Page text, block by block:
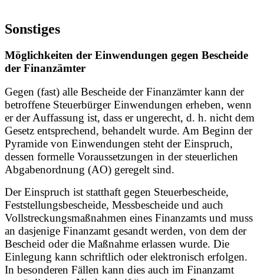
Sonstiges
Möglichkeiten der Einwendungen gegen Bescheide
der Finanzämter
Gegen (fast) alle Bescheide der Finanzämter kann der
betroffene Steuerbürger Einwendungen erheben, wenn
er der Auffassung ist, dass er ungerecht, d. h. nicht dem
Gesetz entsprechend, behandelt wurde. Am Beginn der
Pyramide von Einwendungen steht der Einspruch,
dessen formelle Voraussetzungen in der steuerlichen
Abgabenordnung (AO) geregelt sind.
Der Einspruch ist statthaft gegen Steuerbescheide,
Feststellungsbescheide, Messbescheide und auch
Vollstreckungsmaßnahmen eines Finanzamts und muss
an dasjenige Finanzamt gesandt werden, von dem der
Bescheid oder die Maßnahme erlassen wurde. Die
Einlegung kann schriftlich oder elektronisch erfolgen.
In besonderen Fällen kann dies auch im Finanzamt